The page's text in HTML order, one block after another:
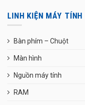
LINH KIỆN MÁY TÍNH
Bàn phím – Chuột
Màn hình
Nguồn máy tính
RAM